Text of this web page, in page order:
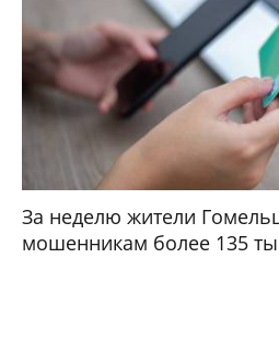
За неделю жители
мошенникам более 135